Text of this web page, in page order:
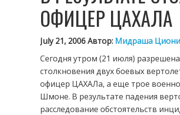
ОФИЦЕР ЦАХАЛА
July 21, 2006 Автор: Мидраша
Сегодня утром (21 июля)
столкновения двух боевых
офицер ЦАХАЛа, а еще трое
Шмоне. В результате падения
расследование обстоятельств